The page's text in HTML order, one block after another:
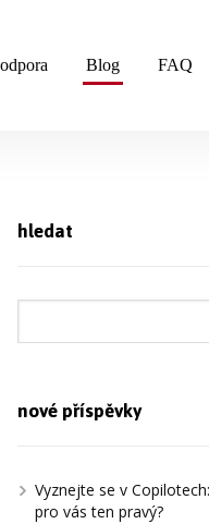
Blog FAQ
hledat
nové příspěvky
Vyznejte se v
pro vás ten pravý?